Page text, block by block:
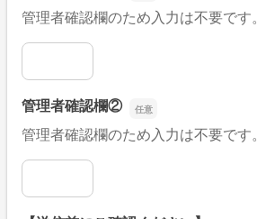
管理者確認欄のため入力は不要です。
管理者確認欄①
管理者確認欄②
管理者確認欄のため入力は不要です。
管理者確認欄②